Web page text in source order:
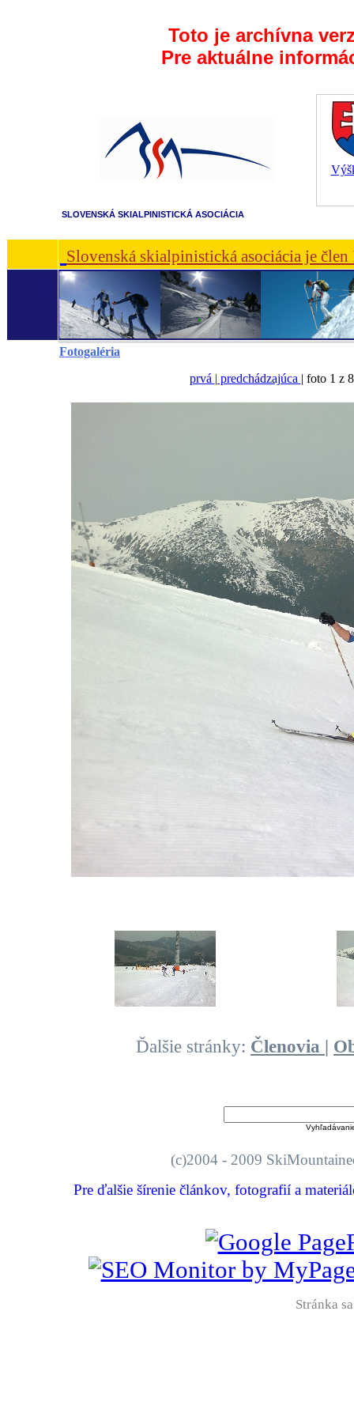
Toto je archívna
Pre aktuálne
SLOVENSKÁ SKIALPINISTICKÁ ASOCIÁCIA
Slovenská skialpinistická asociácia je
Fotogaléria
prvá | predchádzajúca | foto 1 z
Ďalšie stránky: Členovia |
(c)2004 - 2009
Pre ďalšie šírenie článkov, fotografií a
Stránka